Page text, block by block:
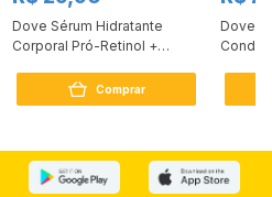
Dove Sérum Hidratante
Corporal Pró-Retinol +
Comprar
Dove